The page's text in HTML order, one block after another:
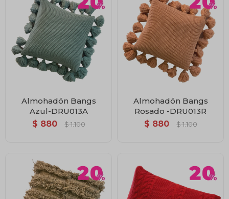
Almohadón Bangs
Azul-DRU013A
$ 880 $ 1.100
Almohadón Bangs
Rosado -DRU013R
$ 880 $ 1.100